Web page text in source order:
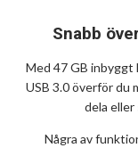
Snabb
Med 47 GB inbyggt
USB 3.0 överför du
dela
Några av